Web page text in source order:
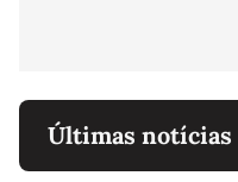
Últimas notícias